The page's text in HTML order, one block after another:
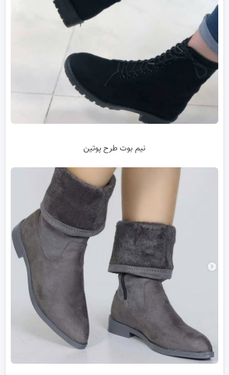
نیم بوت طرح پوتین